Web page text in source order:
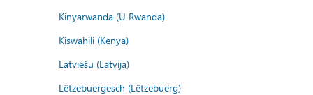
Kinyarwanda (U Rwanda)
Kiswahili (Kenya)
Latviešu (Latvija)
Lëtzebuergesch (Lëtzebuerg)